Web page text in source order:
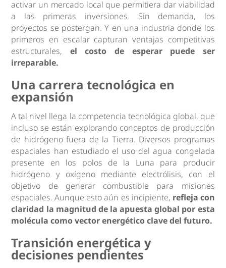
activar un mercado local que permitiera dar viabilidad
a las primeras inversiones. Sin demanda, los
proyectos se postergan. Y en una industria donde los
primeros en escalar capturan ventajas competitivas
estructurales, el costo de esperar puede ser
irreparable.
Una carrera tecnológica en
expansión
A tal nivel llega la competencia tecnológica global, que
incluso se están explorando conceptos de producción
de hidrógeno fuera de la Tierra. Diversos programas
espaciales han estudiado el uso del agua congelada
presente en los polos de la Luna para producir
hidrógeno y oxígeno mediante electrólisis, con el
objetivo de generar combustible para misiones
espaciales. Aunque esto aún es incipiente, refleja con
claridad la magnitud de la apuesta global por esta
molécula como vector energético clave del futuro.
Transición energética y
decisiones pendientes